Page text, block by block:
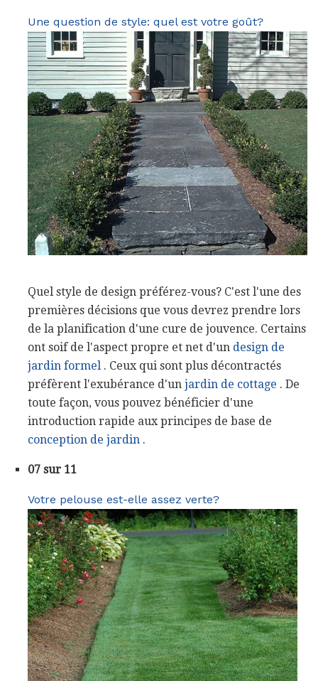
Une question de style: quel est votre goût?
Quel style de design préférez-vous? C'est l'une des
premières décisions que vous devrez prendre lors
de la planification d'une cure de jouvence. Certains
ont soif de l'aspect propre et net d'un design de
jardin formel . Ceux qui sont plus décontractés
préfèrent l'exubérance d'un jardin de cottage . De
toute façon, vous pouvez bénéficier d'une
introduction rapide aux principes de base de
conception de jardin .
07 sur 11
Votre pelouse est-elle assez verte?